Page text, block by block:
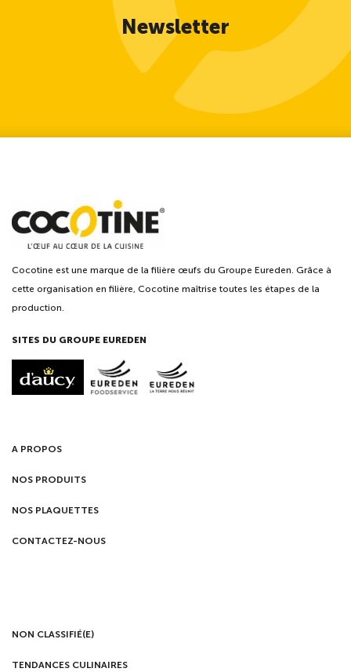
Newsletter
Cocotine est une marque de la filière œufs du Groupe Eureden. Grâce à
cette organisation en filière, Cocotine maîtrise toutes les étapes de la
production.
SITES DU GROUPE EUREDEN
A PROPOS
NOS PRODUITS
NOS PLAQUETTES
CONTACTEZ-NOUS
NON CLASSIFIÉ(E)
TENDANCES CULINAIRES